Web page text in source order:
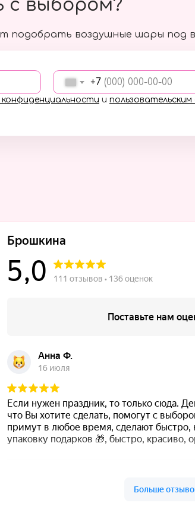
подобрать воздушные шары под
+7
и пользовательским
выбором?